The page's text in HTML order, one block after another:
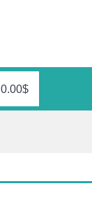
0.00$